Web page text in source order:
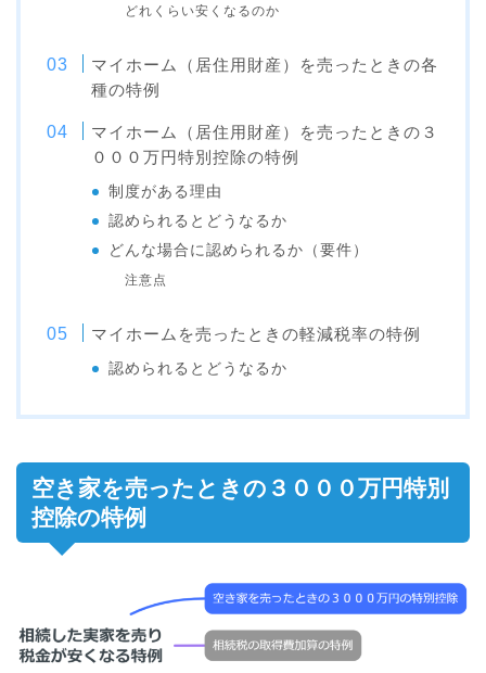
どれくらい安くなるのか
マイホーム（居住用財産）を売ったときの各
種の特例
マイホーム（居住用財産）を売ったときの３
０００万円特別控除の特例
制度がある理由
認められるとどうなるか
どんな場合に認められるか（要件）
注意点
マイホームを売ったときの軽減税率の特例
認められるとどうなるか
空き家を売ったときの３０００万円特別
控除の特例